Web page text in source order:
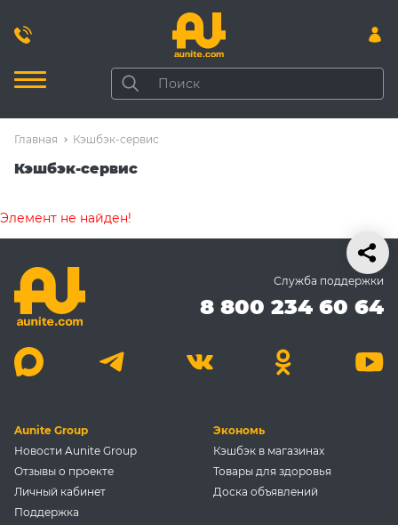
Главная Кэшбэк-сервис
Кэшбэк-сервис
Элемент не найден!
Служба поддержки
8 800 234 60 64
Aunite Group
Новости Aunite Group
Отзывы о проекте
Личный кабинет
Поддержка
Экономь
Кэшбэк в магазинах
Товары для здоровья
Доска объявлений